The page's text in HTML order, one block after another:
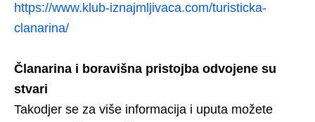
https://www.klub-iznajmljivaca.com/turisticka-
clanarina/
Članarina i boravišna pristojba odvojene su
stvari
Takodjer se za više informacija i uputa možete